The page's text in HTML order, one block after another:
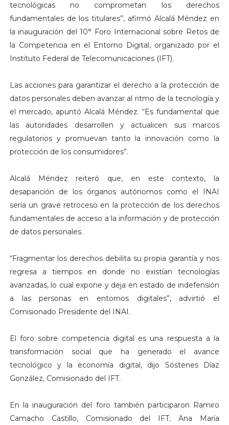
tecnológicas no comprometan los derechos
fundamentales de los titulares”, afirmó Alcalá Méndez en
la inauguración del 10° Foro Internacional sobre Retos de
la Competencia en el Entorno Digital, organizado por el
Instituto Federal de Telecomunicaciones (IFT).
Las acciones para garantizar el derecho a la protección de
datos personales deben avanzar al ritmo de la tecnología y
el mercado, apuntó Alcalá Méndez. “Es fundamental que
las autoridades desarrollen y actualicen sus marcos
regulatorios y promuevan tanto la innovación como la
protección de los consumidores”.
Alcalá Méndez reiteró que, en este contexto, la
desaparición de los órganos autónomos como el INAI
sería un grave retroceso en la protección de los derechos
fundamentales de acceso a la información y de protección
de datos personales.
“Fragmentar los derechos debilita su propia garantía y nos
regresa a tiempos en donde no existían tecnologías
avanzadas, lo cual expone y deja en estado de indefensión
a las personas en entornos digitales”, advirtió el
Comisionado Presidente del INAI.
El foro sobre competencia digital es una respuesta a la
transformación social que ha generado el avance
tecnológico y la economía digital, dijo Sóstenes Díaz
González, Comisionado del IFT.
En la inauguración del foro también participaron Ramiro
Camacho Castillo, Comisionado del IFT; Ana María